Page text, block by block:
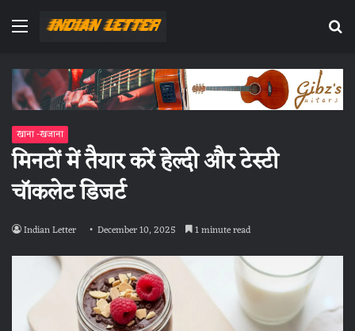
Menu
खाना -खजाना
मिनटों में तैयार करें हेल्दी और टेस्टी
चॉकलेट डिजर्ट
Indian Letter December 10, 2025 1 minute read